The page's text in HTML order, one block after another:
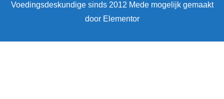
Voedingsdeskundige sinds 2012 Mede mogelijk gemaakt
door Elementor